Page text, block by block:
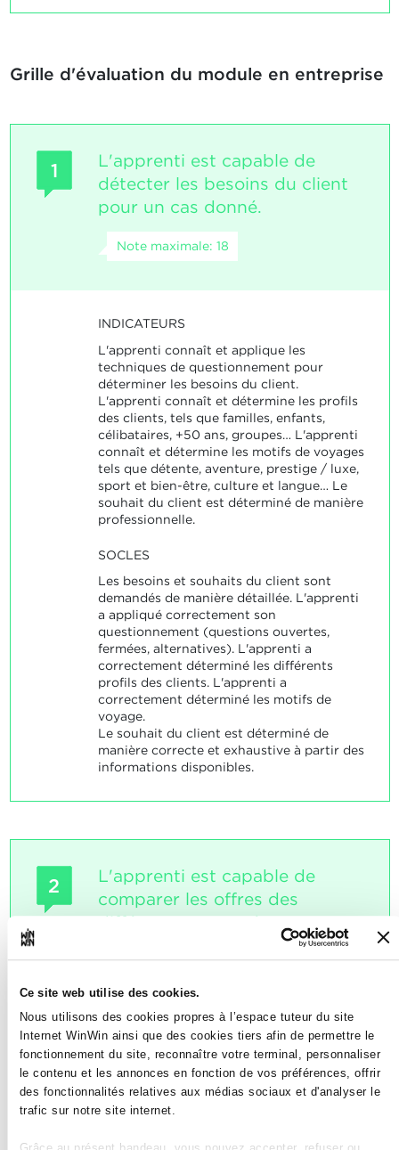
Ce site web utilise des cookies.
Nous utilisons des cookies propres à l’espace tuteur du site
Internet WinWin ainsi que des cookies tiers afin de permettre le
fonctionnement du site, reconnaître votre terminal, personnaliser
le contenu et les annonces en fonction de vos préférences, offrir
des fonctionnalités relatives aux médias sociaux et d'analyser le
trafic sur notre site internet.
Grille d'évaluation du module en entreprise
1
L'apprenti est capable de
détecter les besoins du client
pour un cas donné.
Note maximale: 18
INDICATEURS
L'apprenti connaît et applique les
techniques de questionnement pour
déterminer les besoins du client.
L'apprenti connaît et détermine les profils
des clients, tels que familles, enfants,
célibataires, +50 ans, groupes… L'apprenti
connaît et détermine les motifs de voyages
tels que détente, aventure, prestige / luxe,
sport et bien-être, culture et langue… Le
souhait du client est déterminé de manière
professionnelle.
SOCLES
Les besoins et souhaits du client sont
demandés de manière détaillée. L'apprenti
a appliqué correctement son
questionnement (questions ouvertes,
fermées, alternatives). L'apprenti a
correctement déterminé les différents
profils des clients. L'apprenti a
correctement déterminé les motifs de
voyage.
Le souhait du client est déterminé de
manière correcte et exhaustive à partir des
informations disponibles.
2
L'apprenti est capable de
comparer les offres des
différents tour-opérateurs,
d'identifier leurs systèmes de
différentes informations en se
servant du masque de
réservation.
Note maximale: 18